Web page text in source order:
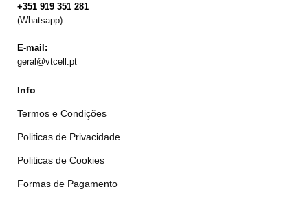
+351 919 351 281
(Whatsapp)
E-mail:
geral@vtcell.pt
Info
Termos e Condições
Politicas de Privacidade
Politicas de Cookies
Formas de Pagamento